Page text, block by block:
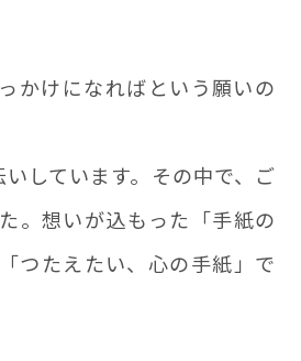
かけになればという願いの
しています。その中で、ご
。想いが込もった「手紙の
つたえたい、心の手紙」で